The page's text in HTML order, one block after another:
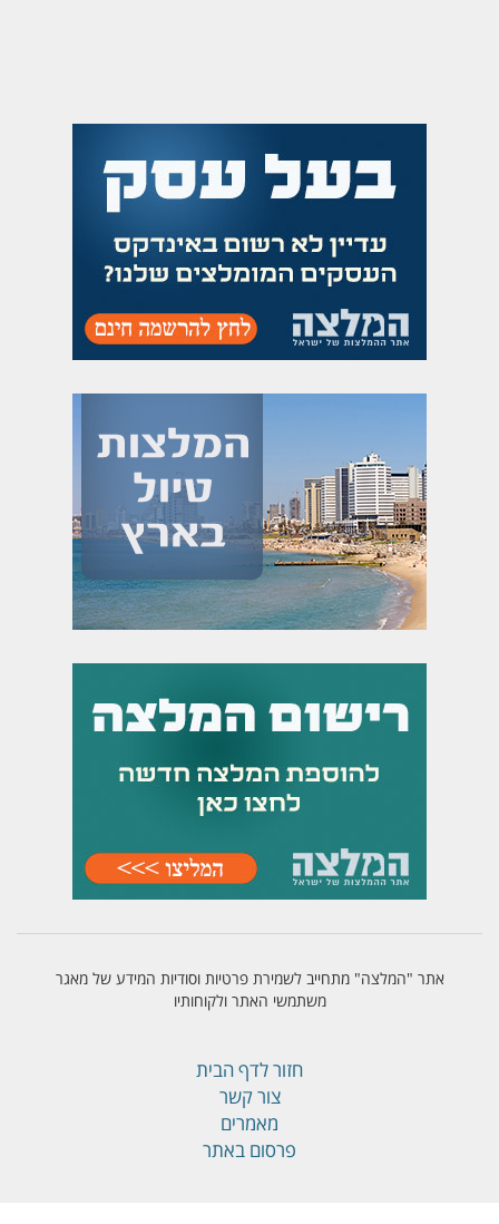
אתר "המלצה" מתחייב לשמירת פרטיות וסודיות המידע של מאגר
משתמשי האתר ולקוחותיו
חזור לדף הבית
צור קשר
מאמרים
פרסום באתר